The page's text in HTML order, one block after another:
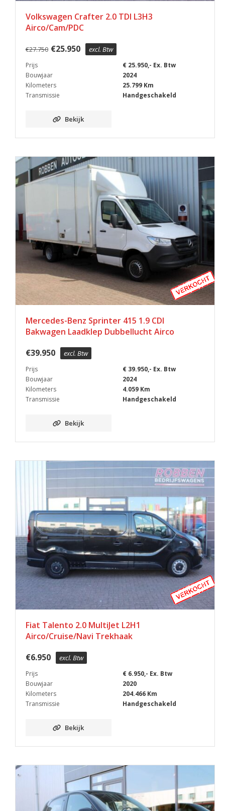
Volkswagen Crafter 2.0 TDI L3H3
Airco/Cam/PDC
€27.750 €25.950 excl. Btw
Prijs
€ 25.950,- Ex. Btw
Bouwjaar
2024
Kilometers
25.799 Km
Transmissie
Handgeschakeld
Bekijk
Mercedes-Benz Sprinter 415 1.9 CDI
Bakwagen Laadklep Dubbellucht Airco
€39.950 excl. Btw
Prijs
€ 39.950,- Ex. Btw
Bouwjaar
2024
Kilometers
4.059 Km
Transmissie
Handgeschakeld
Bekijk
Fiat Talento 2.0 MultiJet L2H1
Airco/Cruise/Navi Trekhaak
€6.950 excl. Btw
Prijs
€ 6.950,- Ex. Btw
Bouwjaar
2020
Kilometers
204.466 Km
Transmissie
Handgeschakeld
Bekijk